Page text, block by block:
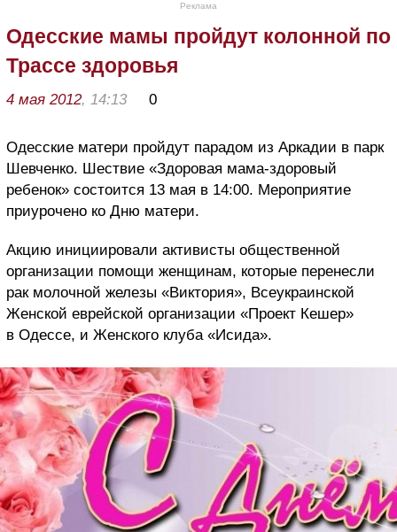
Реклама
Одесские мамы пройдут колонной по
Трассе здоровья
4 мая 2012, 14:13 0
Одесские матери пройдут парадом из Аркадии в парк
Шевченко. Шествие «Здоровая мама-здоровый
ребенок» состоится 13 мая в 14:00. Мероприятие
приурочено ко Дню матери.
Акцию инициировали активисты общественной
организации помощи женщинам, которые перенесли
рак молочной железы «Виктория», Всеукраинской
Женской еврейской организации «Проект Кешер»
в Одессе, и Женского клуба «Исида».